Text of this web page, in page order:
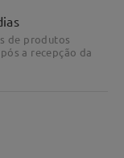
de produtos
a recepção da